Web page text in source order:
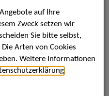
als PDF speichern
auf Ihre
Zweck setzen wir
Sie bitte selbst,
Die Arten von Cookies
Weitere Informationen